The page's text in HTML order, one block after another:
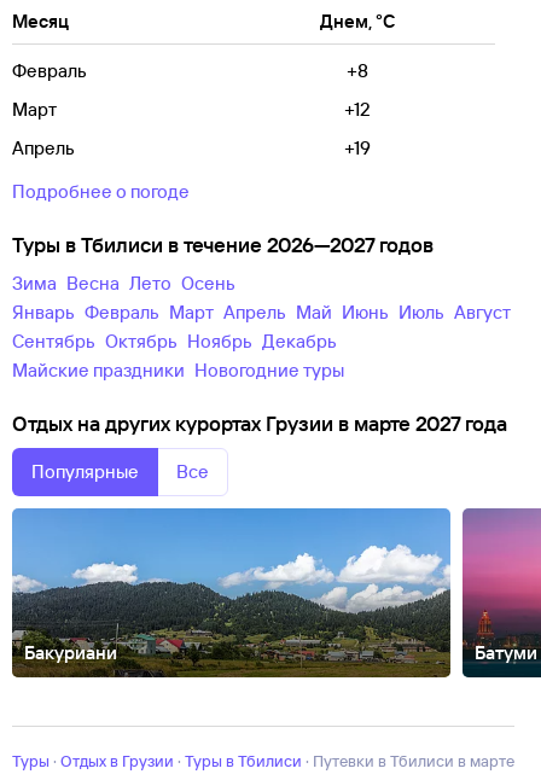
Месяц Днем, °C
Февраль
+8
Март
+12
Апрель
+19
Подробнее о погоде
Туры в Тбилиси в течение 2026—2027 годов
зима весна лето
осень
Январь
Февраль Март Апрель Май Июнь Июль
Август
Сентябрь
Октябрь Ноябрь
Декабрь
майские праздники
новогодние туры
Отдых на других курортах Грузии в марте 2027 года
Популярные Все
Бакуриани Батуми
Туры · Отдых в Грузии · Туры в Тбилиси · Путевки в Тбилиси в марте